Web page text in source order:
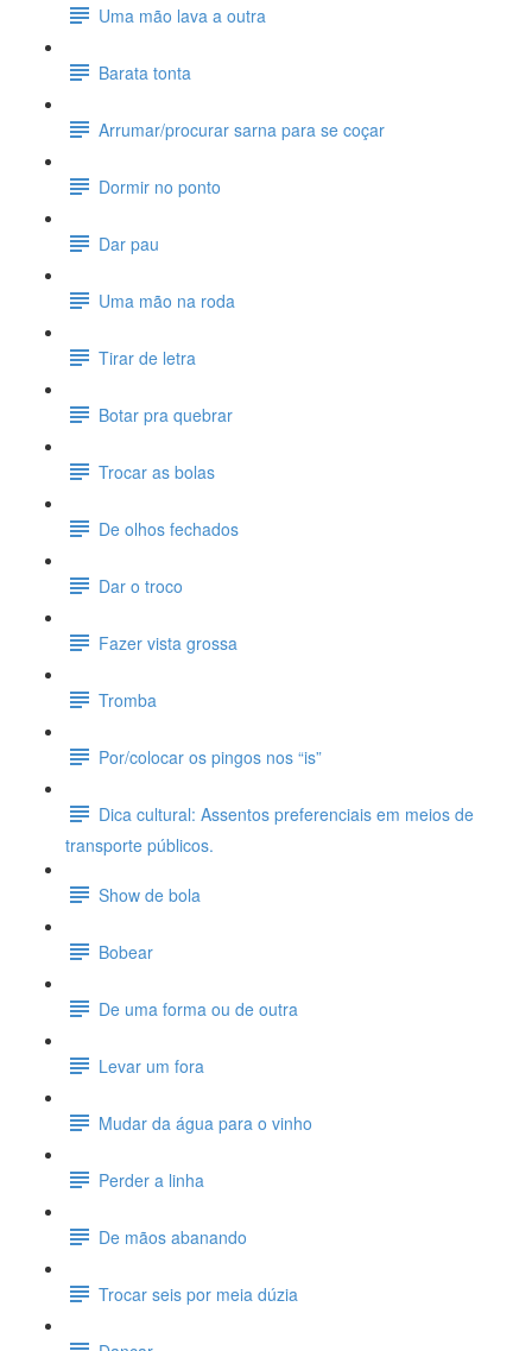
Uma mão lava a outra
Barata tonta
Arrumar/procurar sarna para se coçar
Dormir no ponto
Dar pau
Uma mão na roda
Tirar de letra
Botar pra quebrar
Trocar as bolas
De olhos fechados
Dar o troco
Fazer vista grossa
Tromba
Por/colocar os pingos nos “is”
Dica cultural: Assentos preferenciais em meios de
transporte públicos.
Show de bola
Bobear
De uma forma ou de outra
Levar um fora
Mudar da água para o vinho
Perder a linha
De mãos abanando
Trocar seis por meia dúzia